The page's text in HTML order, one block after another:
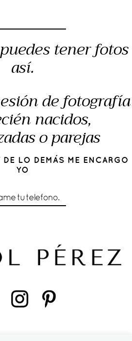
tener fotos
así.
de fotografía
nacidos,
o parejas
LO DEMÁS ME ENCARGO
YO
tu telefono.